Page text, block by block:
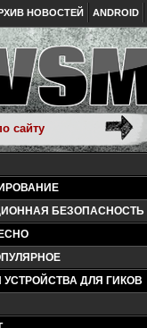
НОВОСТЕЙ ANDROID
БЕЗОПАСНОСТЬ
ДЛЯ ГИКОВ